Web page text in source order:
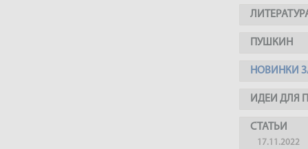
ПУШКИН
НОВИНКИ
ИДЕИ ДЛЯ
СТАТЬИ
17.11.2022